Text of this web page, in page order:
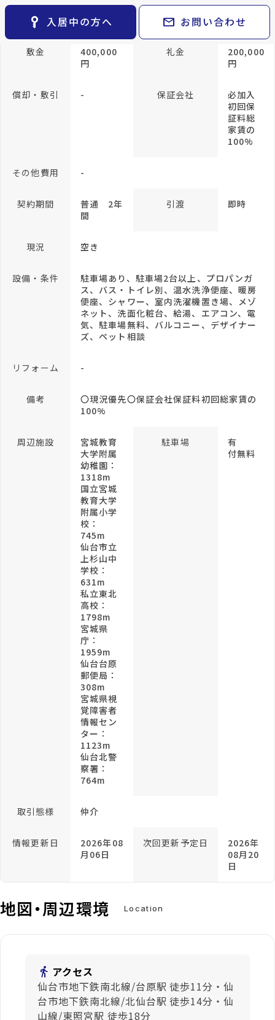
検索条件
閲覧履歴 keyboard_arrow_right
マイホームを考え始めたら
ご購入の流れ・諸費用 keyboard_arrow_right
key_vertical 入居中の方へ mail お問い合わせ
賃料 22万円 管理費・共益費 5,500円
敷金
400,000
円
礼金
200,000
円
償却・敷引 - 保証会社
必加入
初回保
証料総
家賃の
100%
その他費用 -
契約期間
普通 2年
間
引渡 即時
現況 空き
設備・条件
駐車場あり、駐車場2台以上、プロパンガ
ス、バス・トイレ別、温水洗浄便座、暖房
便座、シャワー、室内洗濯機置き場、メゾ
ネット、洗面化粧台、給湯、エアコン、電
気、駐車場無料、バルコニー、デザイナー
ズ、ペット相談
リフォーム -
備考
〇現況優先〇保証会社保証料初回総家賃の
100%
周辺施設
宮城教育
大学附属
幼稚園：
1318m
国立宮城
教育大学
附属小学
校：
745m
仙台市立
上杉山中
学校：
631m
私立東北
高校：
1798m
宮城県
庁：
1959m
仙台台原
郵便局：
308m
宮城県視
覚障害者
情報セン
ター：
1123m
仙台北警
察署：
764m
駐車場
有
付無料
取引態様 仲介
情報更新日
2026年08
月06日
次回更新予定日
2026年
08月20
日
地図・周辺環境 Location
directions_walk アクセス
仙台市地下鉄南北線/台原駅 徒歩11分・仙
台市地下鉄南北線/北仙台駅 徒歩14分・仙
山線/東照宮駅 徒歩18分